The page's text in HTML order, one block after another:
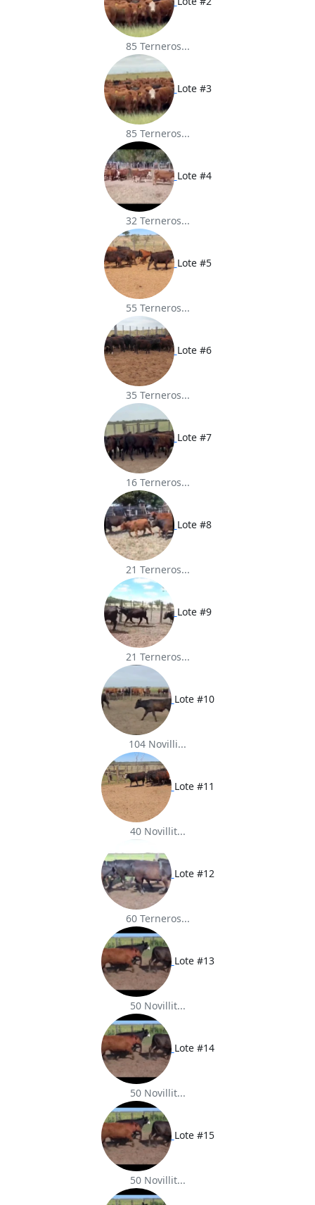
85 Terneros...
Lote #3
85 Terneros...
Lote #4
32 Terneros...
Lote #5
55 Terneros...
Lote #6
35 Terneros...
Lote #7
16 Terneros...
Lote #8
21 Terneros...
Lote #9
21 Terneros...
Lote #10
104 Novilli...
Lote #11
40 Novillit...
Lote #12
60 Terneros...
Lote #13
50 Novillit...
Lote #14
50 Novillit...
Lote #15
50 Novillit...